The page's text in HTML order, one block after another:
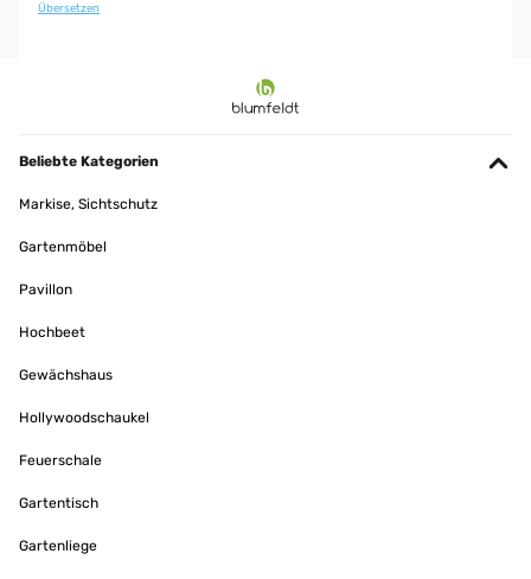
Übersetzen
Beliebte Kategorien
Markise, Sichtschutz
Gartenmöbel
Pavillon
Hochbeet
Gewächshaus
Hollywoodschaukel
Feuerschale
Gartentisch
Gartenliege